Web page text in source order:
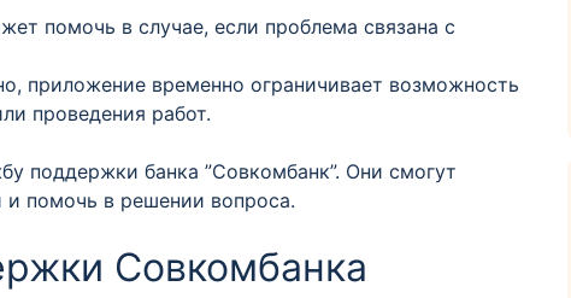
помочь в случае, если проблема связана с
приложение временно ограничивает возможность
проведения работ.
поддержки банка ”Совкомбанк”. Они смогут
и помочь в решении вопроса.
Совкомбанка